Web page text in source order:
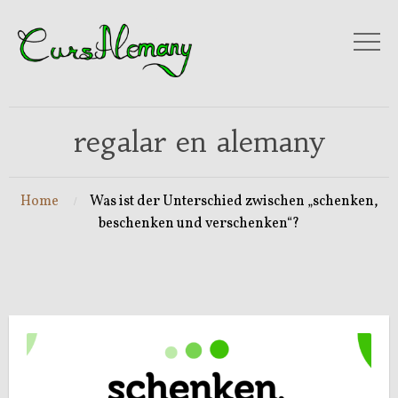
regalar en alemany
Home
Was ist der Unterschied zwischen „schenken,
beschenken und verschenken“?